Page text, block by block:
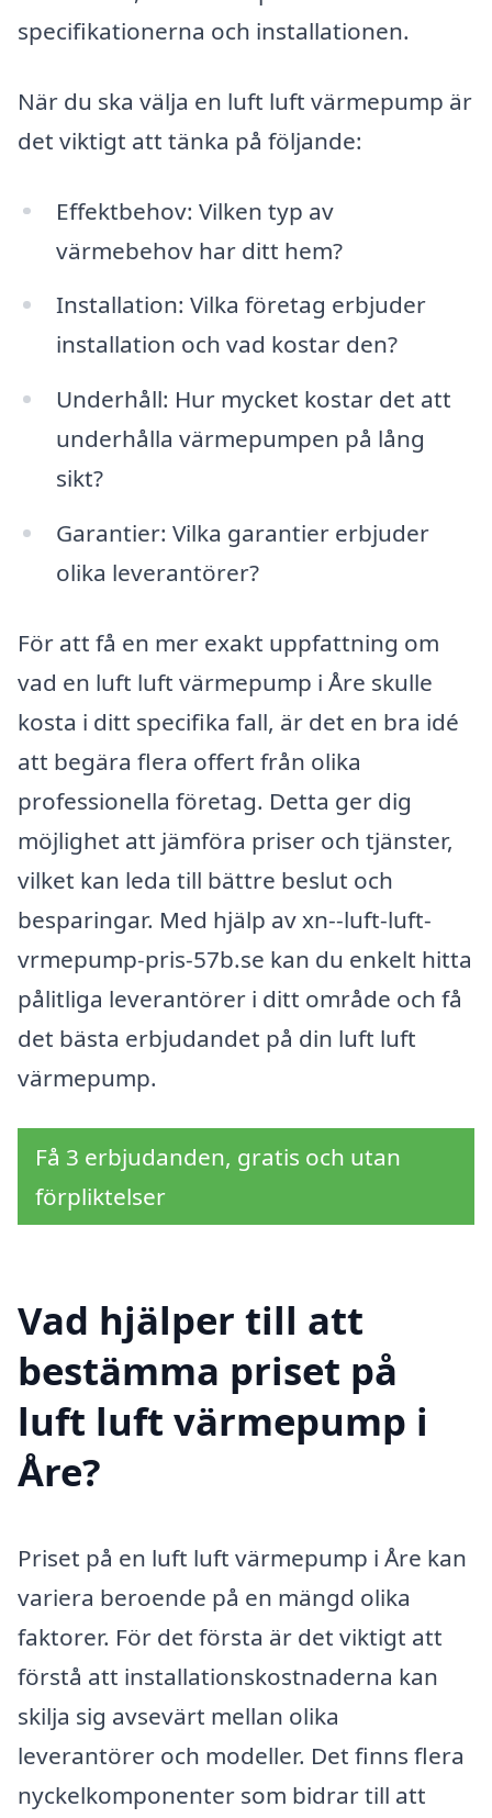
specifikationerna och installationen.
När du ska välja en luft luft värmepump är
det viktigt att tänka på följande:
Effektbehov: Vilken typ av
värmebehov har ditt hem?
Installation: Vilka företag erbjuder
installation och vad kostar den?
Underhåll: Hur mycket kostar det att
underhålla värmepumpen på lång
sikt?
Garantier: Vilka garantier erbjuder
olika leverantörer?
För att få en mer exakt uppfattning om
vad en luft luft värmepump i Åre skulle
kosta i ditt specifika fall, är det en bra idé
att begära flera offert från olika
professionella företag. Detta ger dig
möjlighet att jämföra priser och tjänster,
vilket kan leda till bättre beslut och
besparingar. Med hjälp av xn--luft-luft-
vrmepump-pris-57b.se kan du enkelt hitta
pålitliga leverantörer i ditt område och få
det bästa erbjudandet på din luft luft
värmepump.
Få 3 erbjudanden, gratis och utan
förpliktelser
Vad hjälper till att
bestämma priset på
luft luft värmepump i
Åre?
Priset på en luft luft värmepump i Åre kan
variera beroende på en mängd olika
faktorer. För det första är det viktigt att
förstå att installationskostnaderna kan
skilja sig avsevärt mellan olika
leverantörer och modeller. Det finns flera
nyckelkomponenter som bidrar till att